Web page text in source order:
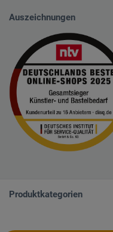
Auszeichnungen
Produktkategorien